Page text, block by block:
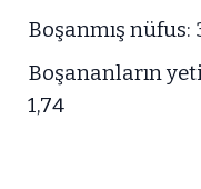
Boşanmış
Boşananların
1,74